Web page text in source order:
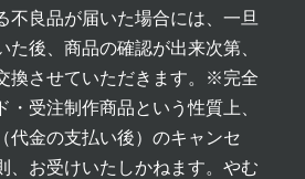
不良品が届いた場合には、一旦
た後、商品の確認が出来次第、
換させていただきます。
※完全
・受注制作商品という性質上、
代金の支払い後）のキャンセ
、お受けいたしかねます。やむ